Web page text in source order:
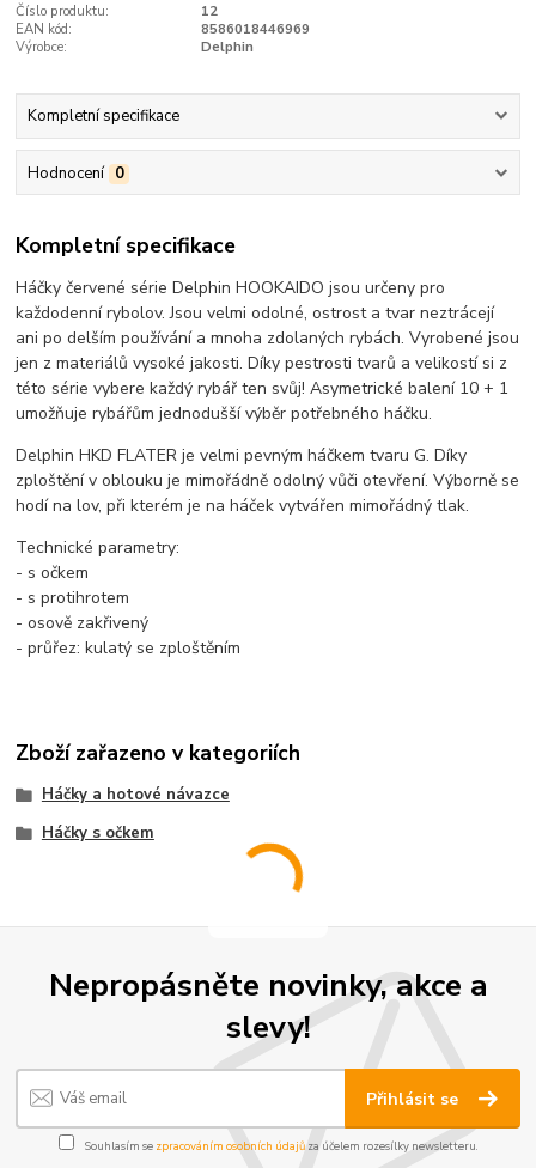
Číslo produktu:
12
EAN kód:
8586018446969
Výrobce:
Delphin
Kompletní specifikace
Hodnocení 0
Kompletní specifikace
Háčky červené série Delphin HOOKAIDO jsou určeny pro
každodenní rybolov. Jsou velmi odolné, ostrost a tvar neztrácejí
ani po delším používání a mnoha zdolaných rybách. Vyrobené jsou
jen z materiálů vysoké jakosti. Díky pestrosti tvarů a velikostí si z
této série vybere každý rybář ten svůj! Asymetrické balení 10 + 1
umožňuje rybářům jednodušší výběr potřebného háčku.
Delphin HKD FLATER je velmi pevným háčkem tvaru G. Díky
zploštění v oblouku je mimořádně odolný vůči otevření. Výborně se
hodí na lov, při kterém je na háček vytvářen mimořádný tlak.
Technické parametry:
- s očkem
- s protihrotem
- osově zakřivený
- průřez: kulatý se zploštěním
Zboží zařazeno v kategoriích
Háčky a hotové návazce
Háčky s očkem
Nepropásněte novinky, akce a
slevy!
Přihlásit se
Souhlasím se zpracováním osobních údajůza účelem rozesílky newsletteru.